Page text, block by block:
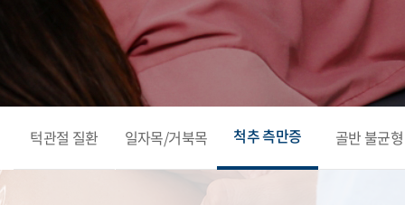
턱관절 질환 일자목/거북목 척추 측만증 골반 불균형